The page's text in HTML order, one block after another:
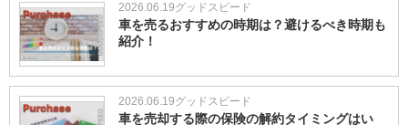
2026.06.19グッドスピード
車を売るおすすめの時期は？避けるべき時期も
紹介！
2026.06.19グッドスピード
車を売却する際の保険の解約タイミングはい